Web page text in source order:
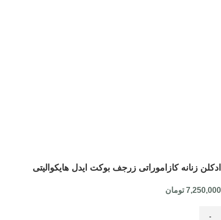
ادکلن زنانه کازاموراتی زرجف بوکت ایدل هایکوالیتی
7,250,000 تومان